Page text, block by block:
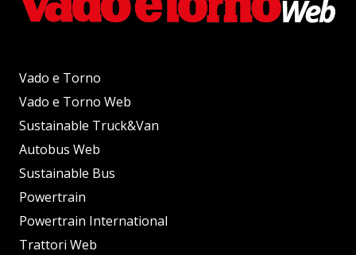
Vado e Torno
Vado e Torno Web
Sustainable Truck&Van
Autobus Web
Sustainable Bus
Powertrain
Powertrain International
Trattori Web